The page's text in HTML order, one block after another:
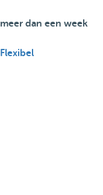
meer dan een week
Flexibel